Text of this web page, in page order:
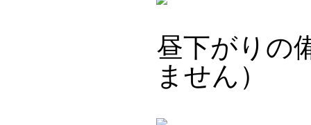
昼下がりの
ません）